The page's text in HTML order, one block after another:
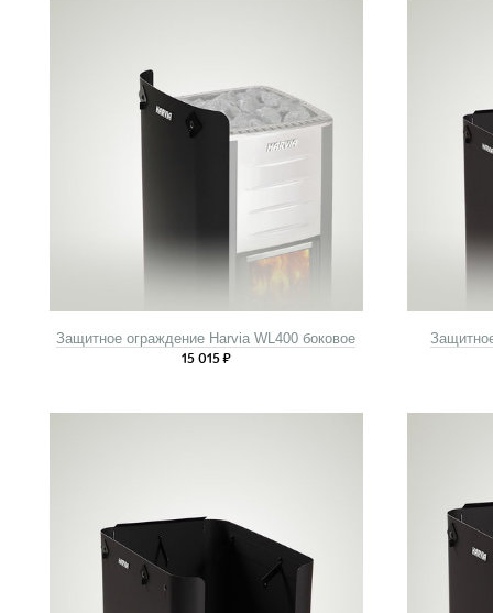
Защитное ограждение Harvia WL400 боковое
15 015₽